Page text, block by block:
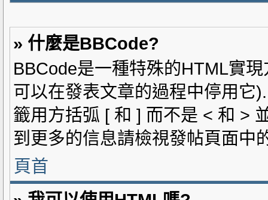
» 什麼是BBCode?
BBCode是一種特殊的HTML實
可以在發表文章的過程中停用它
籤用方括弧 [ 和 ] 而不是 < 和 >
到更多的信息請檢視發帖頁面中
頁首